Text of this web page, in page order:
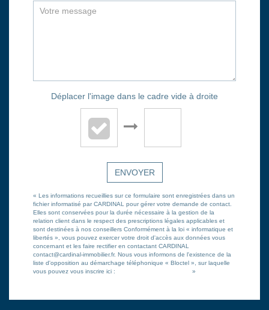
Déplacer l'image dans le cadre vide à droite
ENVOYER
« Les informations recueillies sur ce formulaire sont enregistrées dans un
fichier informatisé par CARDINAL pour gérer votre demande de contact.
Elles sont conservées pour la durée nécessaire à la gestion de la
relation client dans le respect des prescriptions légales applicables et
sont destinées à nos conseillers Conformément à la loi « informatique et
libertés », vous pouvez exercer votre droit d'accès aux données vous
concernant et les faire rectifier en contactant CARDINAL
contact@cardinal-immobilier.fr. Nous vous informons de l'existence de la
liste d'opposition au démarchage téléphonique « Bloctel », sur laquelle
vous pouvez vous inscrire ici :
»